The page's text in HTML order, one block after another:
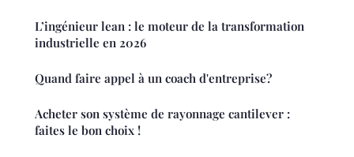
L’ingénieur lean : le moteur de la transformation
industrielle en 2026
Quand faire appel à un coach d'entreprise?
Acheter son système de rayonnage cantilever :
faites le bon choix !